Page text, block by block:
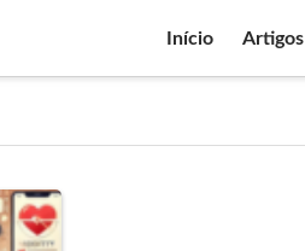
Início Artigos